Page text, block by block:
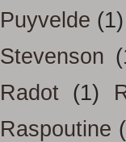
Puyvelde (1)
Stevenson
Radot (1)
Raspoutine